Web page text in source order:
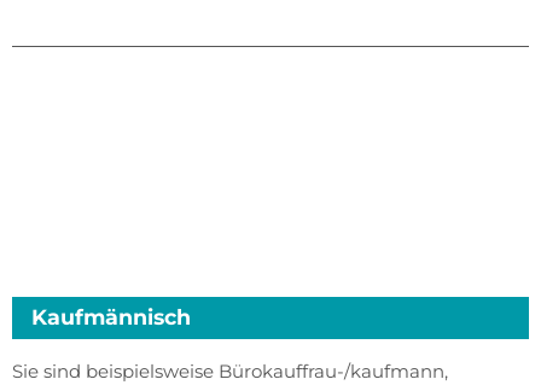
Kaufmännisch
Sie sind beispielsweise Bürokauffrau-/kaufmann,